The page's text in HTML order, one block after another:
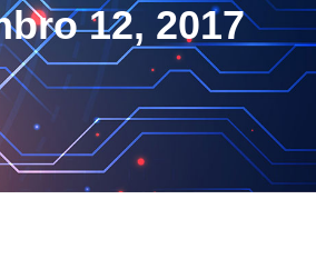
12, 2017